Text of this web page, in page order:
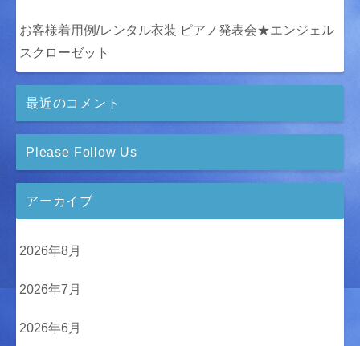
お客様着用例/レンタル衣装 ピアノ発表会★エンジェル
スクローゼット
最近のコメント
Please Follow Us
アーカイブ
2026年8月
2026年7月
2026年6月